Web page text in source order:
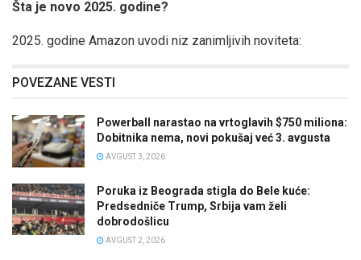
Šta je novo 2025. godine?
2025. godine Amazon uvodi niz zanimljivih noviteta:
POVEZANE VESTI
Powerball narastao na vrtoglavih $750 miliona:
Dobitnika nema, novi pokušaj već 3. avgusta
AVGUST 3, 2026
Poruka iz Beograda stigla do Bele kuće:
Predsedniče Trump, Srbija vam želi
dobrodošlicu
AVGUST 2, 2026